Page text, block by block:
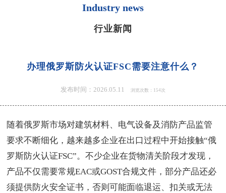
Industry news
行业新闻
办理俄罗斯防火认证FSC需要注意什么？
发布时间：2026.05.11 浏览次数：154次
随着俄罗斯市场对建筑材料、电气设备及消防产品监管
要求不断细化，越来越多企业在出口过程中开始接触“俄
罗斯防火认证FSC”。不少企业在货物清关阶段才发现，
产品不仅需要常规EAC或GOST合规文件，部分产品还必
须提供防火安全证书 ，否则可能面临退运、扣关或无法